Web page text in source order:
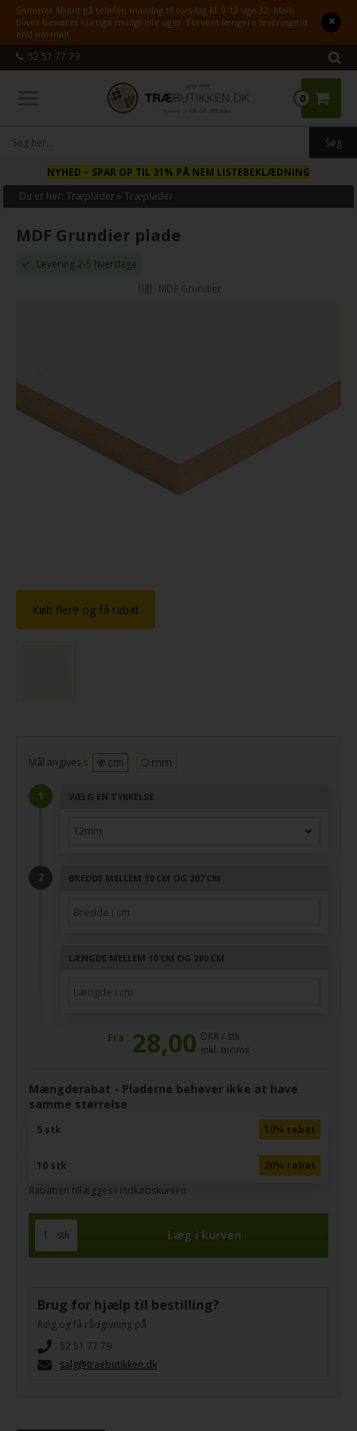
Sommer åbent på telefon mandag til torsdag kl. 9-12 uge 32. Mails
bliver besvaret hurtigst muligt alle uger. Forvent længere leveringstid
end normalt.
52 51 77 79
0
NYHED – SPAR OP TIL 31% PÅ NEM LISTEBEKLÆDNING
Du er her:Træplader »Træplader
MDF Grundier plade
Levering 2-5 hverdage
MDF Grundier
Køb flere og få rabat
Mål angives i: cm mm
VÆLG EN TYKKELSE
BREDDE MELLEM 10 CM OG 207 CM
LÆNGDE MELLEM 10 CM OG 280 CM
Fra 28,00 DKK / stk
inkl. moms
Mængderabat - Pladerne behøver ikke at have
samme størrelse
5 stk 10% rabat
10 stk
20% rabat
Rabatten tillægges i indkøbskurven
stk
Brug for hjælp til bestilling?
Ring og få rådgivning på
52 51 77 79
salg@traebutikken.dk